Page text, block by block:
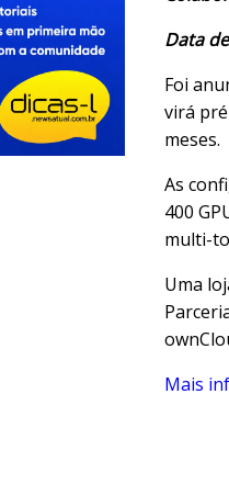
Data
Foi
virá
meses.
As
400
multi-
Uma
Mais